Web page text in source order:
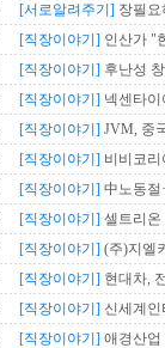
[서로알려주기] 장필
[직장이야기] 인산가 "
[직장이야기] 후난성
[직장이야기] 넥센타
[직장이야기] JVM, 중
[직장이야기] 비비코
[직장이야기] 中노동절
[직장이야기] 셀트리
[직장이야기] (주)지엘
[직장이야기] 현대차,
[직장이야기] 신세계인
[직장이야기] 애경산업